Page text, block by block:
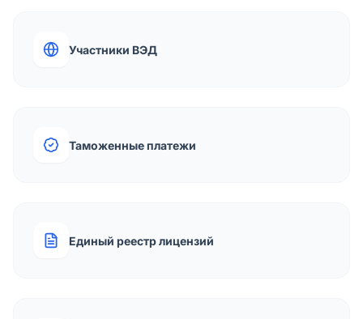
Участники ВЭД
Таможенные платежи
Единый реестр лицензий